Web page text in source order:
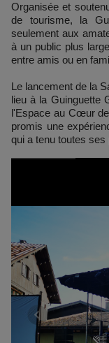
Organisée et
de tourisme, la
seulement aux
à un public plus
entre amis ou en
Le lancement de la
lieu à la Guinguette
l'Espace au Cœur
promis une
qui a tenu toutes